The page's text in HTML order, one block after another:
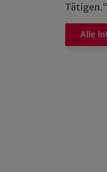
Tätigen.“
Alle